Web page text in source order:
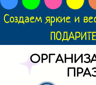
Создаем яркие и